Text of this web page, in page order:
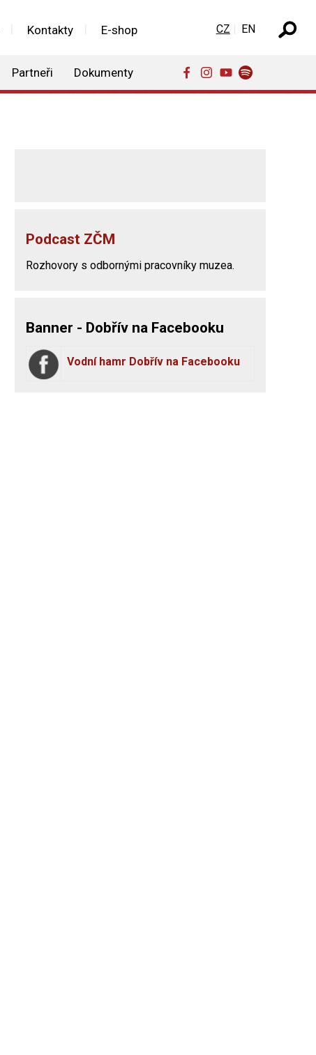
Kontakty E-shop
Partneři Dokumenty
Zvolte jazyk
CZ EN
Podcast ZČM
Rozhovory s odbornými pracovníky muzea.
Banner - Dobřív na Facebooku
Vodní hamr Dobřív na Facebooku